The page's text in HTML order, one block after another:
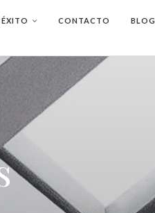
CONTACTO BLOG